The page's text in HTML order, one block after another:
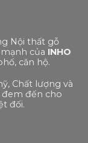
Nội thất gỗ
của INHO
căn hộ.
Chất lượng và
đem đến cho
đối.